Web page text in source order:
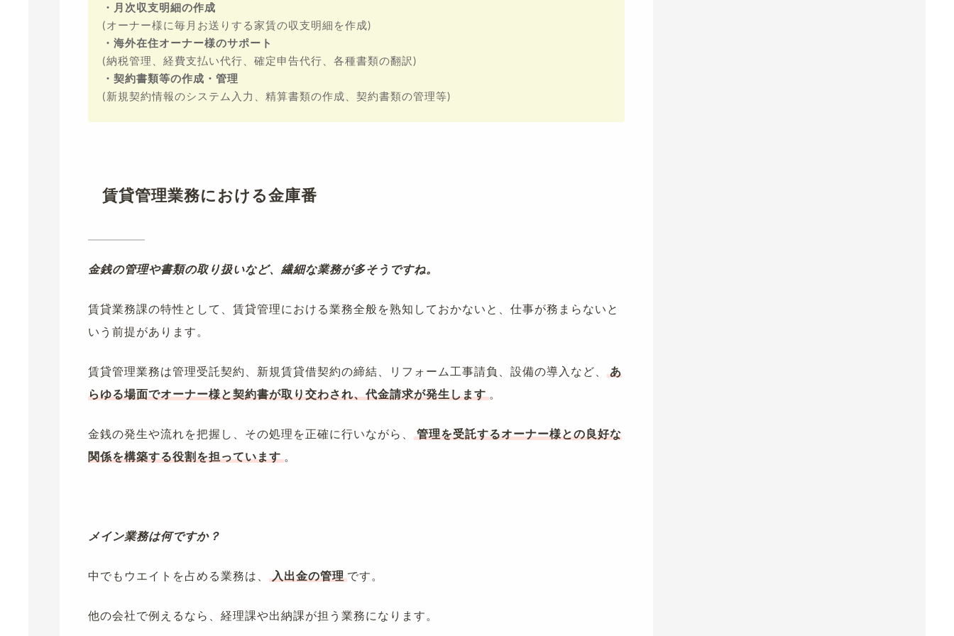
・月次収支明細の作成
(オーナー様に毎月お送りする家賃の収支明細を作成)
・海外在住オーナー様のサポート
(納税管理、経費支払い代行、確定申告代行、各種書類の翻訳)
・契約書類等の作成・管理
(新規契約情報のシステム入力、精算書類の作成、契約書類の管理等)
賃貸管理業務における金庫番
金銭の管理や書類の取り扱いなど、繊細な業務が多そうですね。
賃貸業務課の特性として、賃貸管理における業務全般を熟知しておかないと、仕事が務まらないと
いう前提があります。
賃貸管理業務は管理受託契約、新規賃貸借契約の締結、リフォーム工事請負、設備の導入など、
あ
らゆる場面でオーナー様と契約書が取り交わされ、代金請求が発生します 。
金銭の発生や流れを把握し、その処理を正確に行いながら、
管理を受託するオーナー様との良好な
関係を構築する役割を担っています 。
メイン業務は何ですか？
中でもウエイトを占める業務は、 入出金の管理 です。
他の会社で例えるなら、経理課や出納課が担う業務になります。